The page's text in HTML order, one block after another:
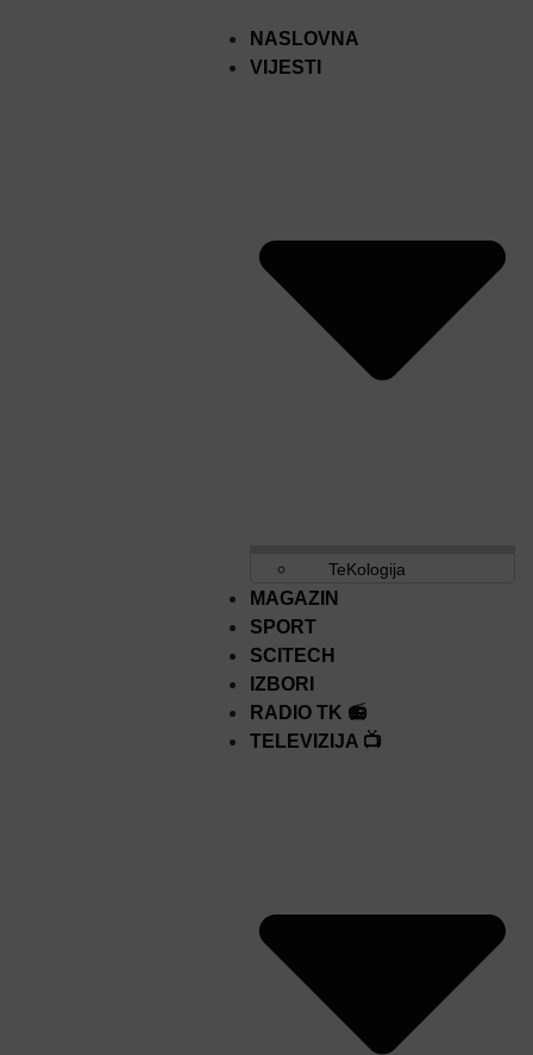
NASLOVNA
VIJESTI
TeKologija
MAGAZIN
SPORT
SCITECH
IZBORI
RADIO TK 📻
TELEVIZIJA 📺